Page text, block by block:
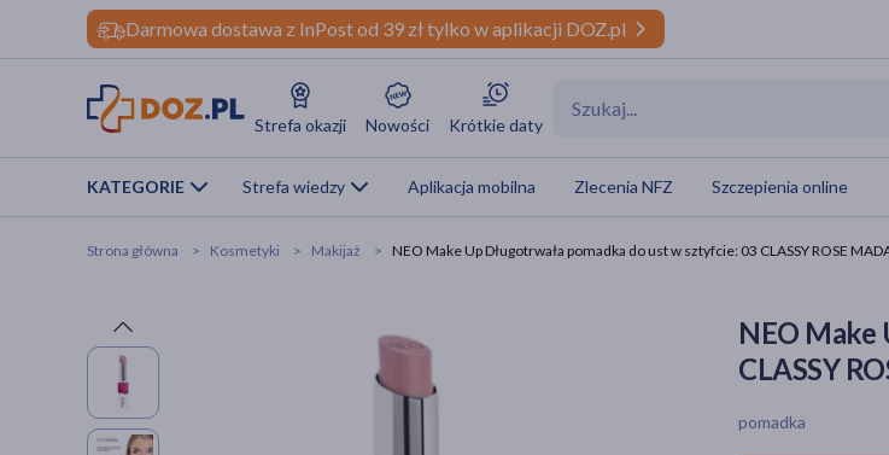
Darmowa dostawa z InPost od 39 zł tylko w aplikacji DOZ.pl
Strefa okazji Nowości Krótkie daty
KATEGORIE Strefa wiedzy Aplikacja mobilna Zlecenia NFZ Szczepienia online
Strona główna Kosmetyki Makijaż NEO Make Up Długotrwała pomadka do ust w sztyfcie: 03 CLASSY ROSE
NEO Make
CLASSY
pomadka